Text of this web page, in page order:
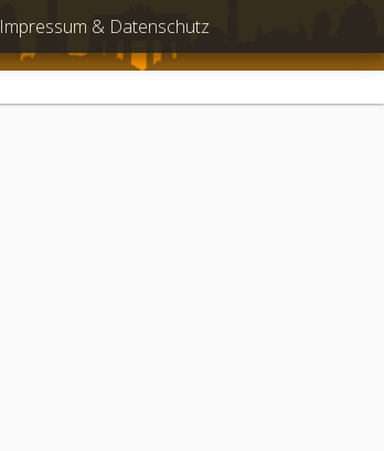
Impressum & Datenschutz